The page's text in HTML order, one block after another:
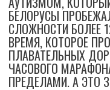
БЕЛОРУСЫ
СЛОЖНОСТИ БОЛЕЕ
ВРЕМЯ, КОТОРОЕ
ПЛАВАТЕЛЬНЫХ
ЧАСОВОГО
ПРЕДЕЛАМИ. А ЭТО